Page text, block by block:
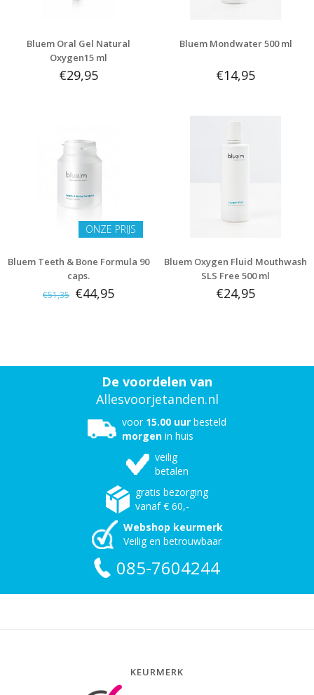
Bluem Oral Gel Natural
Oxygen15 ml
€29,95
Bluem Mondwater 500 ml
€14,95
ONZE PRIJS
Bluem Teeth & Bone Formula 90
caps.
€51,35 €44,95
Bluem Oxygen Fluid Mouthwash
SLS Free 500 ml
€24,95
De voordelen van
Allesvoorjetanden.nl
voor 15.00 uur besteld
morgen in huis
veilig
betalen
gratis bezorging
vanaf € 60,-
Webshop keurmerk
Veilig en betrouwbaar
085-7604244
KEURMERK